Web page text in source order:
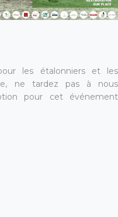
les étalonniers et les
ne tardez pas à nous
pour cet événement